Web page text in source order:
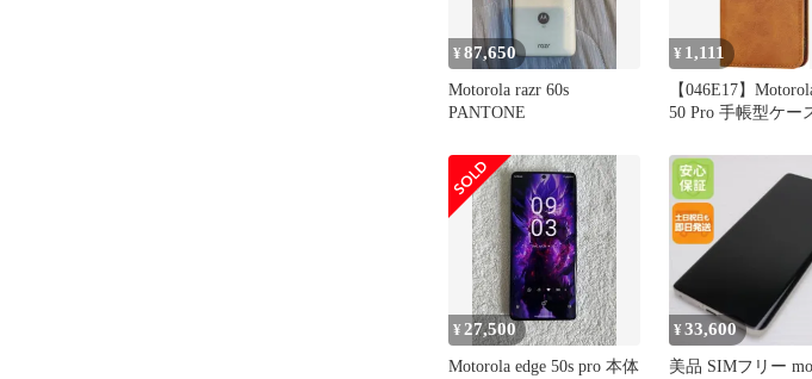
¥87,650
Motorola razr 60s
PANTONE
¥ 1,111
【046E17】
50 Pro 手帳型ケー
¥27,500
Motorola edge 50s pro 本体
¥33,600
美品 SIMフリー